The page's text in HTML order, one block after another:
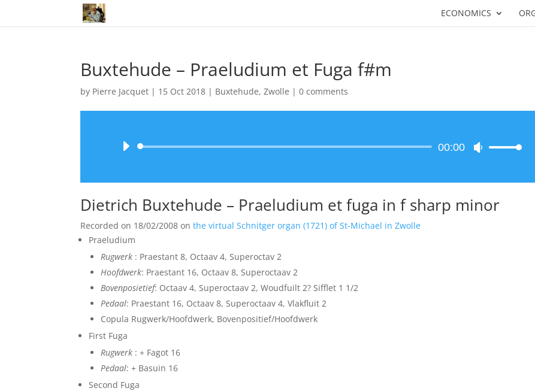
ECONOMICS
Buxtehude – Praeludium et Fuga f#m
by Pierre Jacquet | 15 Oct 2018 | Buxtehude,Zwolle |0 comments
Audio
00:00
Use
to
Dietrich Buxtehude – Praeludium et fuga in f sharp minor
Recorded on 18/02/2008 onthe virtual Schnitger organ (1721) of St-Michael in Zwolle
Praeludium
Rugwerk : Praestant 8, Octaav 4, Superoctav 2
Hoofdwerk: Praestant 16, Octaav 8, Superoctaav 2
Bovenposietief: Octaav 4, Superoctaav 2, Woudfuilt 2? Sifflet 1 1/2
Pedaal: Praestant 16, Octaav 8, Superoctaav 4, Vlakfluit 2
Copula Rugwerk/Hoofdwerk, Bovenpositief/Hoofdwerk
First Fuga
Rugwerk : + Fagot 16
Pedaal: + Basuin 16
Second Fuga